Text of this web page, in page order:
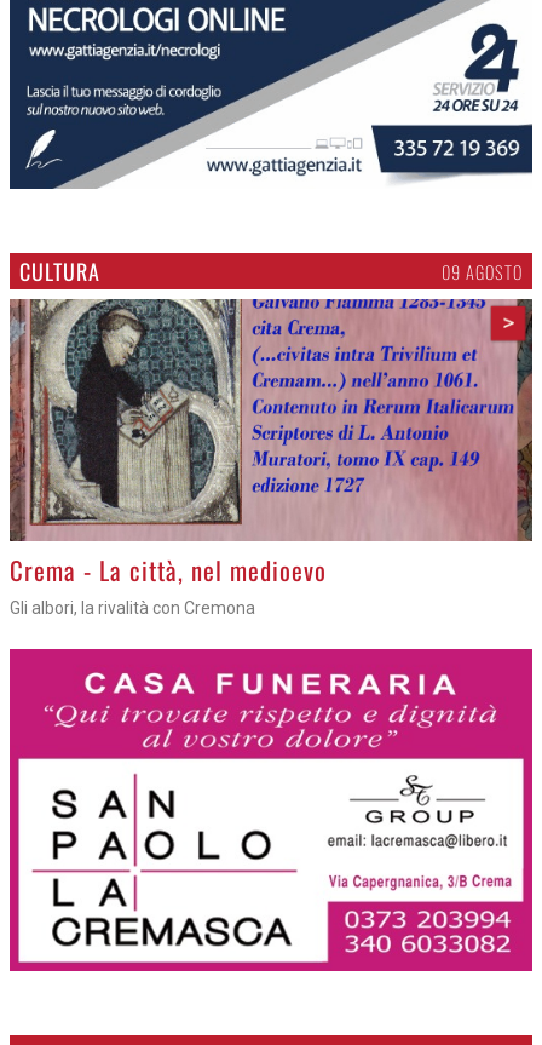
CULTURA 09 AGOSTO
>
Crema - La città, nel medioevo
Gli albori, la rivalità con Cremona